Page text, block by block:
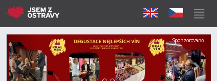
Předchozí Další
Sponzorováno